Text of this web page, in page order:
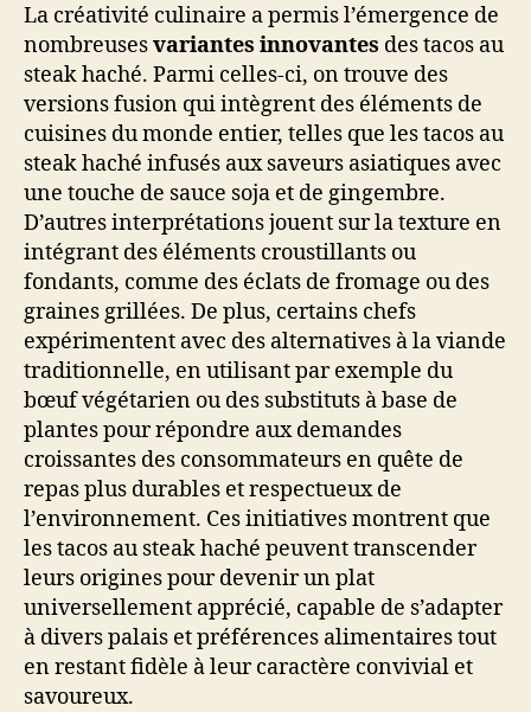
La créativité culinaire a permis l’émergence de
nombreusesvariantes innovantes des tacos au
steak haché. Parmi celles-ci, on trouve des
versions fusion qui intègrent des éléments de
cuisines du monde entier, telles que les tacos au
steak haché infusés aux saveurs asiatiques avec
une touche de sauce soja et de gingembre.
D’autres interprétations jouent sur la texture en
intégrant des éléments croustillants ou
fondants, comme des éclats de fromage ou des
graines grillées. De plus, certains chefs
expérimentent avec des alternatives à la viande
traditionnelle, en utilisant par exemple du
bœuf végétarien ou des substituts à base de
plantes pour répondre aux demandes
croissantes des consommateurs en quête de
repas plus durables et respectueux de
l’environnement. Ces initiatives montrent que
les tacos au steak haché peuvent transcender
leurs origines pour devenir un plat
universellement apprécié, capable de s’adapter
à divers palais et préférences alimentaires tout
en restant fidèle à leur caractère convivial et
savoureux.